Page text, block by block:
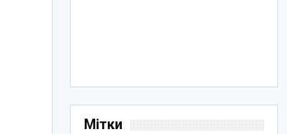
Мітки